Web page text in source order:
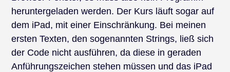
heruntergeladen werden. Der Kurs läuft sogar auf
dem iPad, mit einer Einschränkung. Bei meinen
ersten Texten, den sogenannten Strings, ließ sich
der Code nicht ausführen, da diese in geraden
Anführungszeichen stehen müssen und das iPad